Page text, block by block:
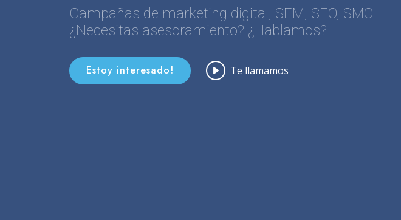
Campañas de marketing digital, SEM, SEO, SMO
¿Necesitas asesoramiento? ¿Hablamos?
Estoy interesado! Te llamamos